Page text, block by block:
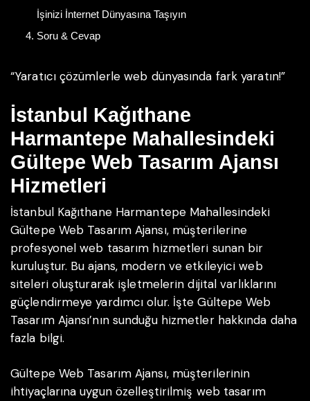
İşinizi İnternet Dünyasına Taşıyın
Soru & Cevap
“Yaratıcı çözümlerle web dünyasında fark yaratın!”
İstanbul Kağıthane
Harmantepe Mahallesindeki
Gültepe Web Tasarım Ajansı
Hizmetleri
İstanbul Kağıthane Harmantepe Mahallesindeki
Gültepe Web Tasarım Ajansı, müşterilerine
profesyonel web tasarım hizmetleri sunan bir
kuruluştur. Bu ajans, modern ve etkileyici web
siteleri oluşturarak işletmelerin dijital varlıklarını
güçlendirmeye yardımcı olur. İşte Gültepe Web
Tasarım Ajansı’nın sunduğu hizmetler hakkında daha
fazla bilgi.
Gültepe Web Tasarım Ajansı, müşterilerinin
ihtiyaçlarına uygun özelleştirilmiş web tasarım